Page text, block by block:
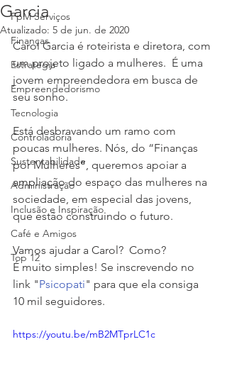
FpM Serviços
Finanças
Estratégia
Empreendedorismo
Tecnologia
Controladoria
Sustentabilidade
Administração
Inclusão e Inspiração
Café e Amigos
Top 12
Garcia
Atualizado: 5 de jun. de 2020
Carol Garcia é roteirista e diretora, com
um projeto ligado a mulheres.  É uma
jovem empreendedora em busca de
seu sonho.
Está desbravando um ramo com
poucas mulheres. Nós, do “Finanças
por Mulheres”, queremos apoiar a
ampliação do espaço das mulheres na
sociedade, em especial das jovens,
que estão construindo o futuro.
Vamos ajudar a Carol?  Como?
É muito simples! Se inscrevendo no
link "Psicopati" para que ela consiga
10 mil seguidores.
https://youtu.be/mB2MTprLC1c